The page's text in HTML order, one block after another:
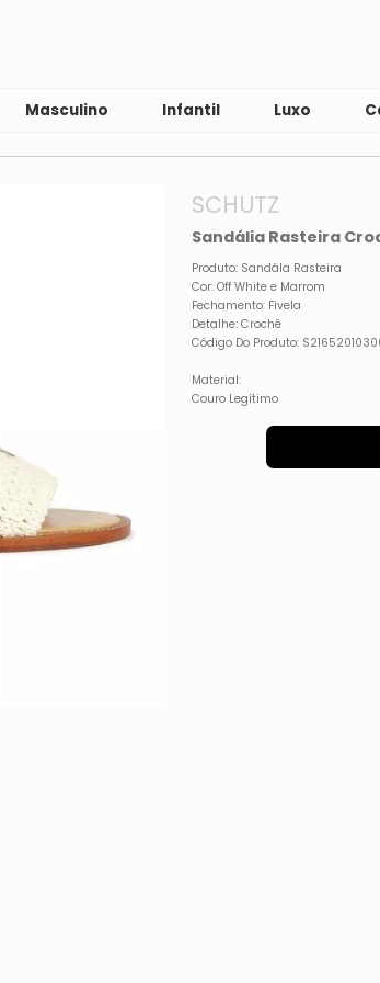
Masculino Infantil Luxo
SCHUTZ
Sandália Rasteira
Produto: Sandála Rasteira
Cor: Off White e Marrom
Fechamento: Fivela
Detalhe: Crochê
Código Do Produto:
Material:
Couro Legítimo